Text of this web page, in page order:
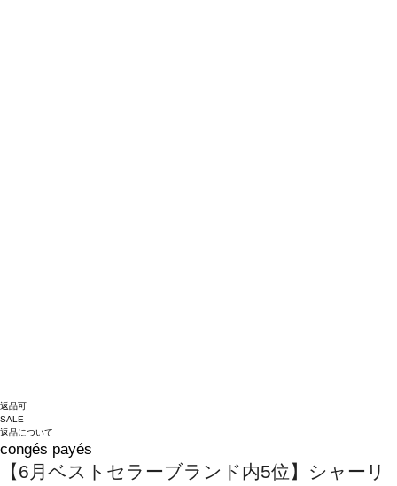
返品可
SALE
返品について
congés payés
【6月ベストセラーブランド内5位】シャーリ